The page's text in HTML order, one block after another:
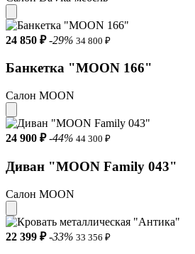
24 850 ₽ -29% 34 800 ₽
Банкетка "MOON 166"
Салон MOON
24 900 ₽ -44% 44 300 ₽
Диван "MOON Family 043"
Салон MOON
22 399 ₽ -33% 33 356 ₽